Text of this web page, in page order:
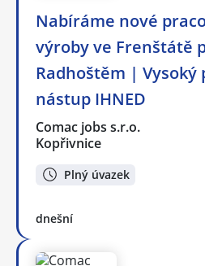
Nabíráme nové
výroby ve Frenštátě
Radhoštěm | Vysoký
nástup IHNED
Comac jobs s.r.o.
Kopřivnice
Plný úvazek
dnešní